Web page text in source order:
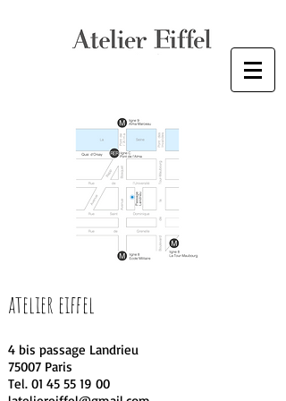
atelier eiffel
4 bis passage Landrieu
75007 Paris
Tel. 01 45 55 19 00